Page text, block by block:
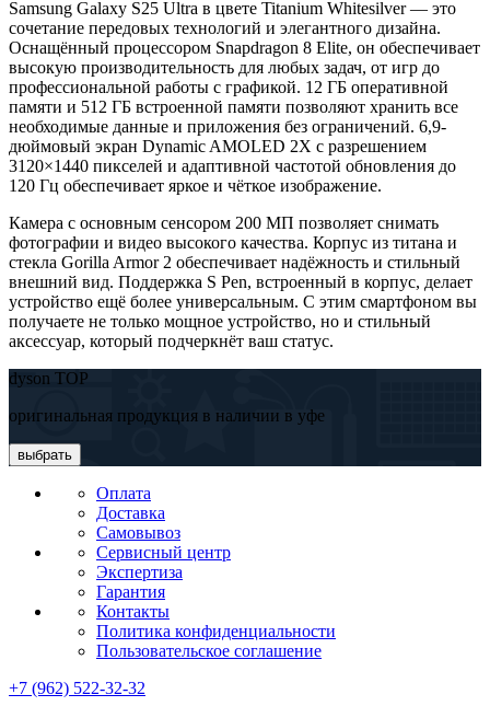
Samsung Galaxy S25 Ultra в цвете Titanium Whitesilver — это
сочетание передовых технологий и элегантного дизайна.
Оснащённый процессором Snapdragon 8 Elite, он обеспечивает
высокую производительность для любых задач, от игр до
профессиональной работы с графикой. 12 ГБ оперативной
памяти и 512 ГБ встроенной памяти позволяют хранить все
необходимые данные и приложения без ограничений. 6,9-
дюймовый экран Dynamic AMOLED 2X с разрешением
3120×1440 пикселей и адаптивной частотой обновления до
120 Гц обеспечивает яркое и чёткое изображение.
Камера с основным сенсором 200 МП позволяет снимать
фотографии и видео высокого качества. Корпус из титана и
стекла Gorilla Armor 2 обеспечивает надёжность и стильный
внешний вид. Поддержка S Pen, встроенный в корпус, делает
устройство ещё более универсальным. С этим смартфоном вы
получаете не только мощное устройство, но и стильный
аксессуар, который подчеркнёт ваш статус.​
dyson TOP
оригинальная продукция в наличии в уфе
выбрать
Оплата
Доставка
Самовывоз
Сервисный центр
Экспертиза
Гарантия
Контакты
Политика конфиденциальности
Пользовательское соглашение
+7 (962) 522-32-32